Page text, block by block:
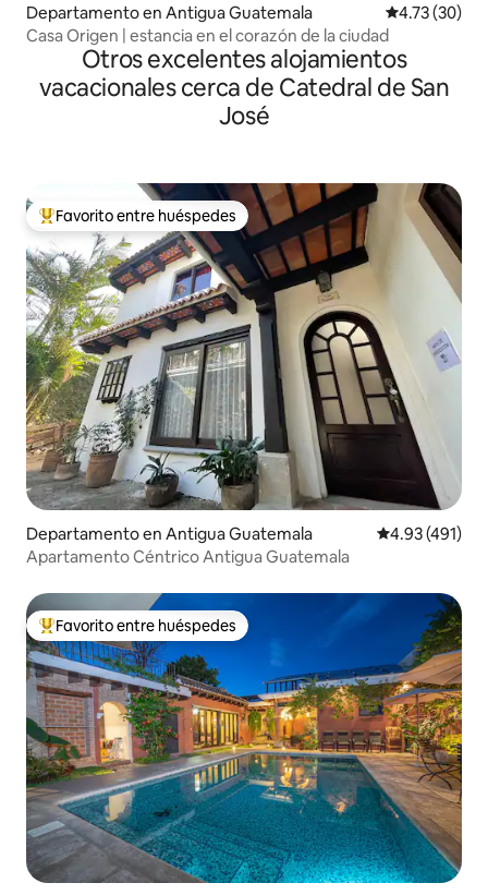
Departamento en Antigua Guatemala Calificación
4.73 (30)
Casa Origen | estancia en el corazón de la ciudad
Otros excelentes alojamientos
vacacionales cerca de Catedral de San
José
De los mejores en Favorito entre huéspedes
Favorito entre huéspedes
Departamento en Antigua Guatemala Calificación
4.93 (491)
Apartamento Céntrico Antigua Guatemala
De los mejores en Favorito entre huéspedes
Favorito entre huéspedes